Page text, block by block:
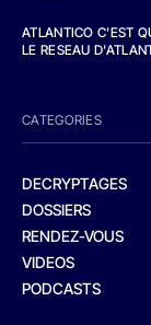
ATLANTICO C'EST
LE RESEAU
CATEGORIES
DECRYPTAGES
DOSSIERS
RENDEZ-VOUS
VIDEOS
PODCASTS